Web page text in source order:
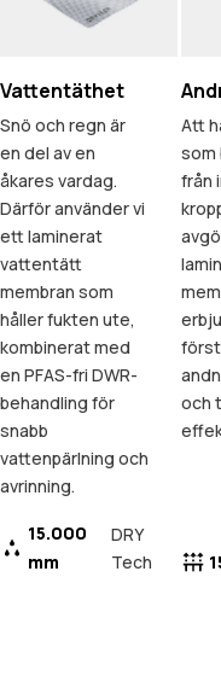
Vattentäthet
Snö och regn är
en del av en
åkares vardag.
Därför använder vi
ett laminerat
vattentätt
membran som
håller fukten ute,
kombinerat med
en PFAS-fri DWR-
behandling för
snabb
vattenpärlning och
avrinning.
15.000
mm
DRY
Tech
Att
som
från
och